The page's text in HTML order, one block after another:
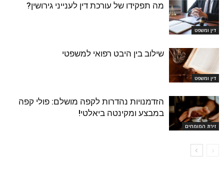
דין ומשפט
מה תפקידו של עורכת דין לענייני גירושין?
דין ומשפט
שילוב בין היבט רפואי למשפטי
זירת המומחים
הזדמנויות נהדרות לקפה מושלם: פולי קפה
במבצע ומקינטה ביאלטי!